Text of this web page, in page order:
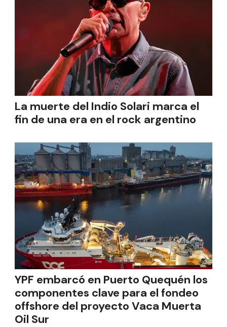
La muerte del Indio Solari marca el
fin de una era en el rock argentino
YPF embarcó en Puerto Quequén los
componentes clave para el fondeo
offshore del proyecto Vaca Muerta
Oil Sur